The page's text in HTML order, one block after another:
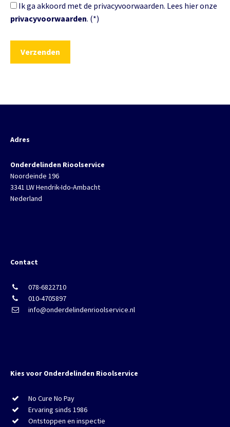
Ik ga akkoord met de privacyvoorwaarden. Lees hier onze
privacyvoorwaarden. (*)
Adres
Onderdelinden Rioolservice
Noordeinde 196
3341 LW Hendrik-Ido-Ambacht
Nederland
Contact
078-6822710
010-4705897
info@onderdelindenrioolservice.nl
Kies voor Onderdelinden Rioolservice
No Cure No Pay
Ervaring sinds 1986
Ontstoppen en inspectie